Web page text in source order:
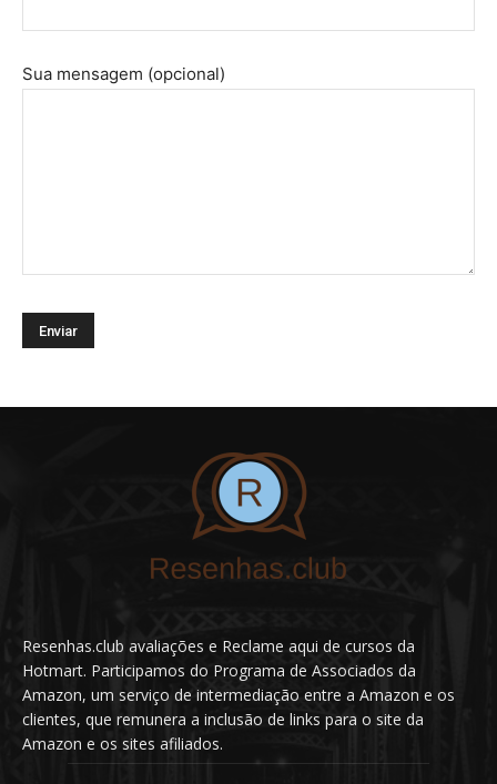
Sua mensagem (opcional)
Resenhas.club avaliações e Reclame aqui de cursos da
Hotmart. Participamos do Programa de Associados da
Amazon, um serviço de intermediação entre a Amazon e os
clientes, que remunera a inclusão de links para o site da
Amazon e os sites afiliados.